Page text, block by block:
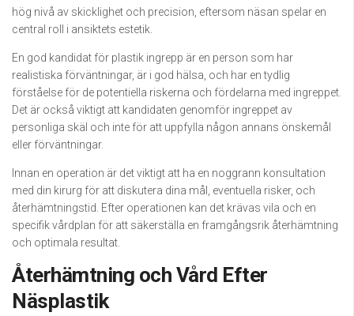
hög nivå av skicklighet och precision, eftersom näsan spelar en
central roll i ansiktets estetik.
En god kandidat för plastik ingrepp är en person som har
realistiska förväntningar, är i god hälsa, och har en tydlig
förståelse för de potentiella riskerna och fördelarna med ingreppet.
Det är också viktigt att kandidaten genomför ingreppet av
personliga skäl och inte för att uppfylla någon annans önskemål
eller förväntningar.
Innan en operation är det viktigt att ha en noggrann konsultation
med din kirurg för att diskutera dina mål, eventuella risker, och
återhämtningstid. Efter operationen kan det krävas vila och en
specifik vårdplan för att säkerställa en framgångsrik återhämtning
och optimala resultat.
Återhämtning och Vård Efter
Näsplastik